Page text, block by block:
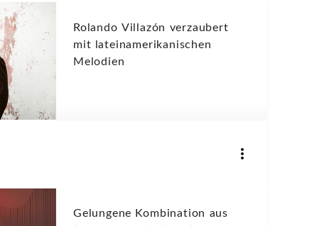
Rolando Villazón verzaubert
mit lateinamerikanischen
Melodien
Gelungene Kombination aus